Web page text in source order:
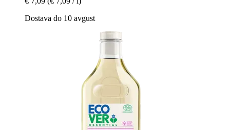
Dostava do 10 avgust